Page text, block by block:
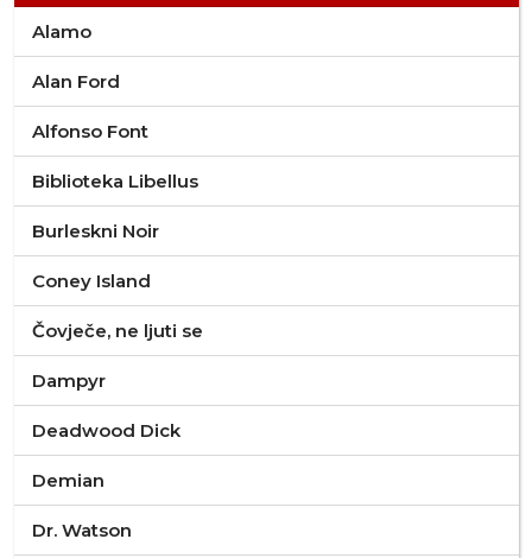
Alamo
Alan Ford
Alfonso Font
Biblioteka Libellus
Burleskni Noir
Coney Island
Čovječe, ne ljuti se
Dampyr
Deadwood Dick
Demian
Dr. Watson